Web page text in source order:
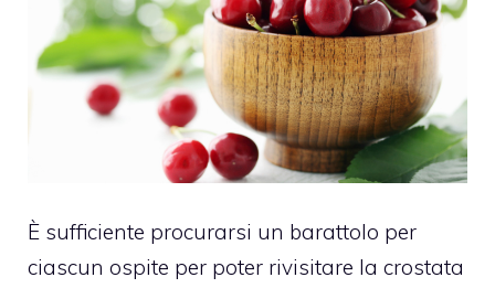
È sufficiente procurarsi un barattolo per
ciascun ospite per poter rivisitare la crostata